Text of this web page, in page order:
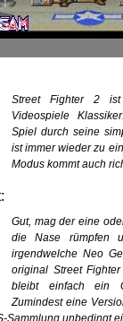
Street Fighter 2
Videospiele
Spiel durch seine
ist immer wieder zu
Modus kommt auch
Gut, mag der eine
die Nase rümpfen
irgendwelche Neo
original Street
bleibt einfach ein
Zumindest eine